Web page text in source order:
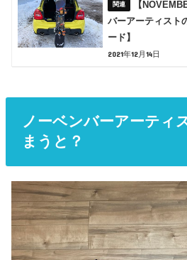
【
バーアーティスト
ード】
2021年12月14日
ノーベンバーアーティ
まうと？